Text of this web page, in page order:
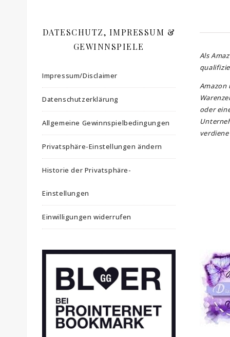
DATESCHUTZ, IMPRESSUM &
GEWINNSPIELE
Impressum/Disclaimer
Datenschutzerklärung
Allgemeine Gewinnspielbedingungen
Privatsphäre-Einstellungen ändern
Historie der Privatsphäre-
Einstellungen
Einwilligungen widerrufen
Als
Amazon
oder